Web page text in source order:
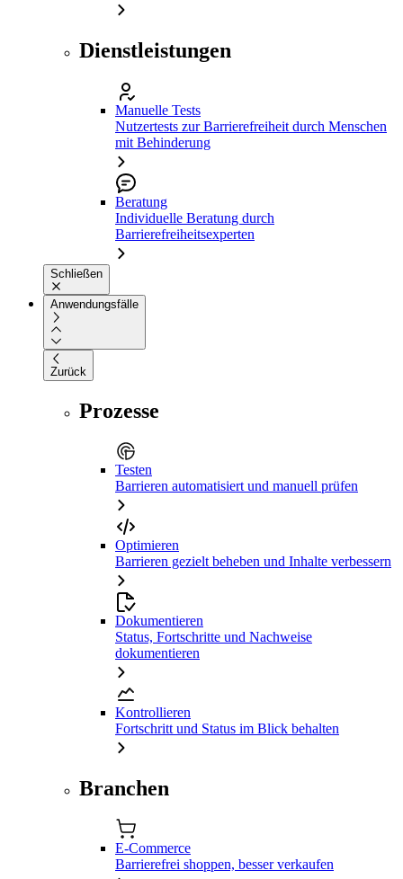
Dienstleistungen
Manuelle Tests
Nutzertests zur Barrierefreiheit durch Menschen
mit Behinderung
Beratung
Individuelle Beratung durch
Barrierefreiheitsexperten
Schließen
Anwendungsfälle
Zurück
Prozesse
Testen
Barrieren automatisiert und manuell prüfen
Optimieren
Barrieren gezielt beheben und Inhalte verbessern
Dokumentieren
Status, Fortschritte und Nachweise
dokumentieren
Kontrollieren
Fortschritt und Status im Blick behalten
Branchen
E-Commerce
Barrierefrei shoppen, besser verkaufen